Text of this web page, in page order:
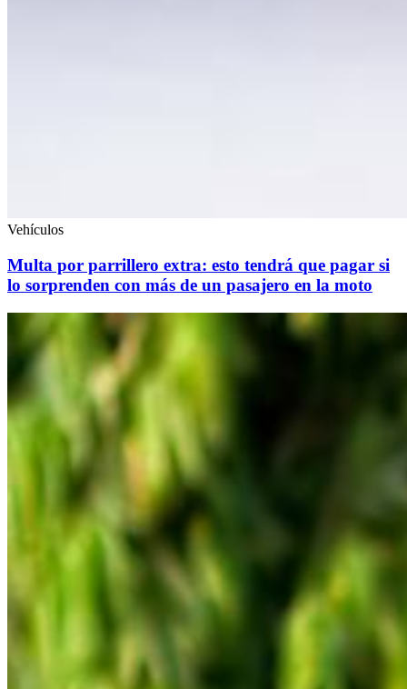
Vehículos
Multa por parrillero extra: esto tendrá que pagar si
lo sorprenden con más de un pasajero en la moto